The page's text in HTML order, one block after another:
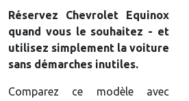
Réservez Chevrolet Equinox
quand vous le souhaitez - et
utilisez simplement la voiture
sans démarches inutiles.
Comparez ce modèle avec